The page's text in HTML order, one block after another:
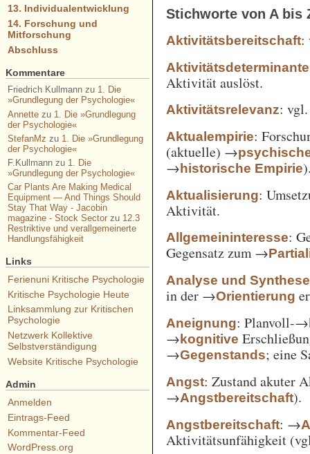
Stichworte von A bis
Aktivitätsbereitschaft:
Aktivitätsdeterminante
Aktivität auslöst.
Aktivitätsrelevanz:
Aktualempirie:
(aktuelle) →
→historische Empirie
Aktualisierung:
Aktivität.
Allgemeininteresse:
Gegensatz zum →
Analyse und Synthese
in der →Orientierung
Aneignung: Planvoll-→
→kognitive
→Gegenstands; eine
Angst: Zustand akuter
→Angstbereitschaft).
Angstbereitschaft: →
Aktivitätsunfähigkeit
13. Individualentwicklung
14. Forschung und
Mitforschung
Abschluss
Kommentare
Friedrich Kullmannzu 1. Die
»Grundlegung der Psychologie«
Annettezu 1. Die »Grundlegung
der Psychologie«
StefanMz zu 1. Die »Grundlegung
der Psychologie«
F.Kullmannzu 1. Die
»Grundlegung der Psychologie«
Car Plants Are Making Medical
Equipment — And Things Should
Stay That Way - Jacobin
magazine - Stock Sectorzu 12.3
Restriktive und verallgemeinerte
Handlungsfähigkeit
Links
Ferienuni Kritische Psychologie
Kritische Psychologie Heute
Linksammlung zur Kritischen
Psychologie
Netzwerk Kollektive
Selbstverständigung
Website Kritische Psychologie
Admin
Anmelden
Eintrags-Feed
Kommentar-Feed
WordPress.org